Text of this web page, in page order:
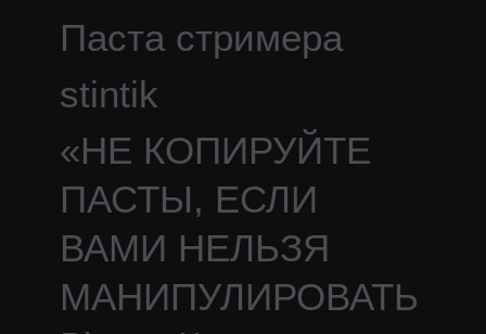
Паста стримера
stintik
«НЕ КОПИРУЙТЕ
ПАСТЫ, ЕСЛИ
ВАМИ НЕЛЬЗЯ
МАНИПУЛИРОВАТЬ